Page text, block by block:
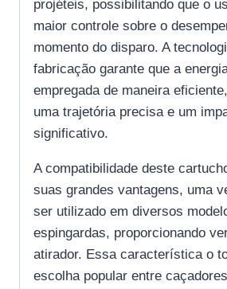
projéteis, possibilitando que o
maior controle sobre o
momento do disparo. A
fabricação garante que a
empregada de maneira
uma trajetória precisa e um
significativo.
A compatibilidade deste
suas grandes vantagens, uma
ser utilizado em diversos
espingardas, proporcionando
atirador. Essa característica o
escolha popular entre